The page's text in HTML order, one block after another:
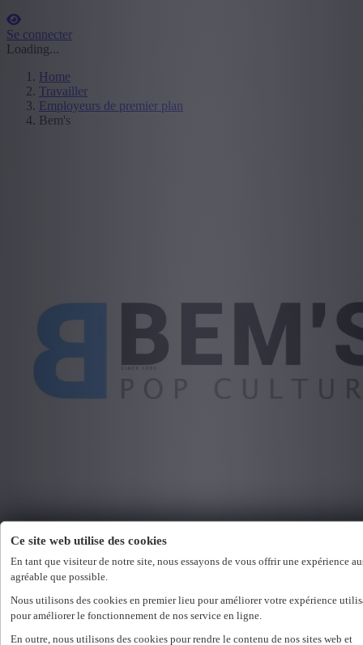
Ce site web utilise des cookies
En tant que visiteur de notre site, nous essayons de vous offrir une expérience
agréable que possible.
Nous utilisons des cookies en premier lieu pour améliorer votre expérience
pour améliorer le fonctionnement de nos service en ligne.
En outre, nous utilisons des cookies pour rendre le contenu de nos sites web et
Se connecter
Loading...
Home
Travailler
Employeurs de premier plan
Bem's